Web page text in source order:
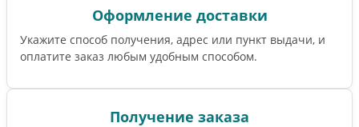
Оформление доставки
Укажите способ получения, адрес или пункт выдачи, и
оплатите заказ любым удобным способом.
Получение заказа